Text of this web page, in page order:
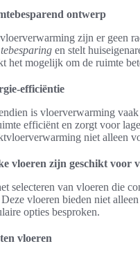
ontwerp
zijn er geen
en stelt
het mogelijk om de ruimte
efficiëntie
is vloerverwarming vaak
efficiënt en zorgt voor
niet alleen
vloeren zijn geschikt voor
selecteren van vloeren die
vloeren bieden niet
opties besproken.
vloeren